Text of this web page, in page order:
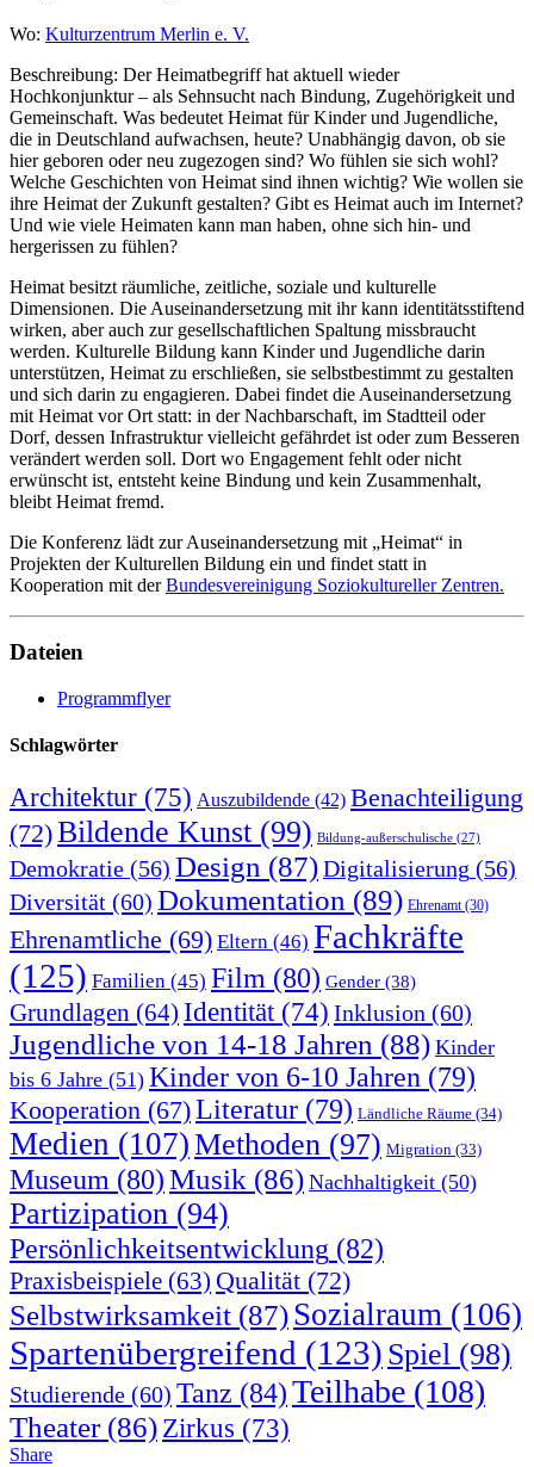
Wo: Kulturzentrum Merlin e. V.
Beschreibung: Der Heimatbegriff hat aktuell wieder
Hochkonjunktur – als Sehnsucht nach Bindung, Zugehörigkeit und
Gemeinschaft. Was bedeutet Heimat für Kinder und Jugendliche,
die in Deutschland aufwachsen, heute? Unabhängig davon, ob sie
hier geboren oder neu zugezogen sind? Wo fühlen sie sich wohl?
Welche Geschichten von Heimat sind ihnen wichtig? Wie wollen sie
ihre Heimat der Zukunft gestalten? Gibt es Heimat auch im Internet?
Und wie viele Heimaten kann man haben, ohne sich hin- und
hergerissen zu fühlen?
Heimat besitzt räumliche, zeitliche, soziale und kulturelle
Dimensionen. Die Auseinandersetzung mit ihr kann identitätsstiftend
wirken, aber auch zur gesellschaftlichen Spaltung missbraucht
werden. Kulturelle Bildung kann Kinder und Jugendliche darin
unterstützen, Heimat zu erschließen, sie selbstbestimmt zu gestalten
und sich darin zu engagieren. Dabei findet die Auseinandersetzung
mit Heimat vor Ort statt: in der Nachbarschaft, im Stadtteil oder
Dorf, dessen Infrastruktur vielleicht gefährdet ist oder zum Besseren
verändert werden soll. Dort wo Engagement fehlt oder nicht
erwünscht ist, entsteht keine Bindung und kein Zusammenhalt,
bleibt Heimat fremd.
Die Konferenz lädt zur Auseinandersetzung mit „Heimat“ in
Projekten der Kulturellen Bildung ein und findet statt in
Kooperation mit derBundesvereinigung Soziokultureller Zentren.
Dateien
Programmflyer
Schlagwörter
Architektur (75) Auszubildende (42) Benachteiligung
(72)Bildende Kunst (99) Bildung-außerschulische (27)
Demokratie (56) Design (87)Digitalisierung (56)
Diversität (60) Dokumentation (89) Ehrenamt(30)
Ehrenamtliche (69) Eltern (46) Fachkräfte
(125) Familien (45) Film (80) Gender (38)
Grundlagen (64) Identität(74) Inklusion (60)
Jugendliche von 14-18 Jahren (88) Kinder
bis 6 Jahre (51) Kinder von 6-10 Jahren (79)
Kooperation (67)Literatur (79) Ländliche Räume (34)
Medien (107)Methoden (97) Migration (33)
Museum (80)Musik (86) Nachhaltigkeit (50)
Partizipation (94)
Persönlichkeitsentwicklung (82)
Praxisbeispiele (63) Qualität (72)
Selbstwirksamkeit (87)Sozialraum (106)
Spartenübergreifend (123) Spiel (98)
Studierende (60) Tanz (84)Teilhabe (108)
Theater(86) Zirkus (73)
Share